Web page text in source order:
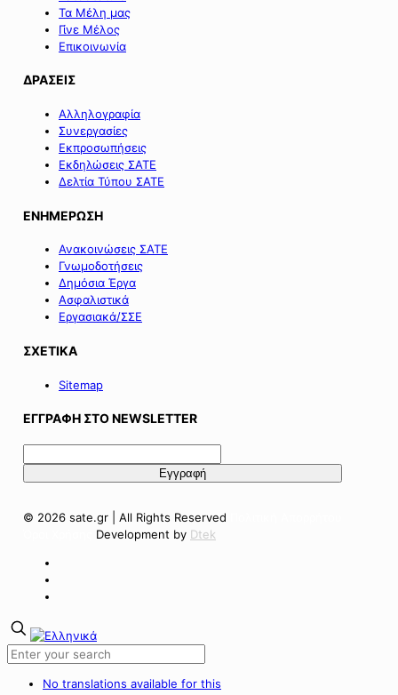
Τα Μέλη μας
Γίνε Μέλος
Επικοινωνία
ΔΡΑΣΕΙΣ
Αλληλογραφία
Συνεργασίες
Εκπροσωπήσεις
Εκδηλώσεις ΣΑΤΕ
Δελτία Τύπου ΣΑΤΕ
ΕΝΗΜΕΡΩΣΗ
Ανακοινώσεις ΣΑΤΕ
Γνωμοδοτήσεις
Δημόσια Έργα
Ασφαλιστικά
Εργασιακά/ΣΣΕ
ΣΧΕΤΙΚΑ
Sitemap
ΕΓΓΡΑΦΗ ΣΤΟ NEWSLETTER
© 2026 sate.gr | All Rights Reserved
Development by Dtek
No translations available for this